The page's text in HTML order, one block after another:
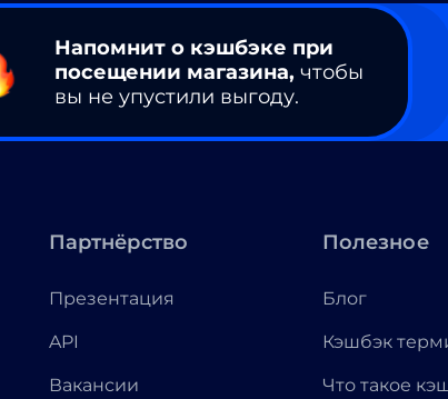
Напомнит о кэшбэке при
посещении магазина, чтобы
вы не упустили выгоду.
Партнёрство
Презентация
API
Вакансии
Полезное
Блог
Кэшбэк
Что такое